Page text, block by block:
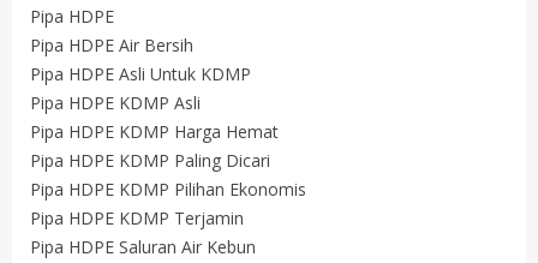
Pipa HDPE
Pipa HDPE Air Bersih
Pipa HDPE Asli Untuk KDMP
Pipa HDPE KDMP Asli
Pipa HDPE KDMP Harga Hemat
Pipa HDPE KDMP Paling Dicari
Pipa HDPE KDMP Pilihan Ekonomis
Pipa HDPE KDMP Terjamin
Pipa HDPE Saluran Air Kebun